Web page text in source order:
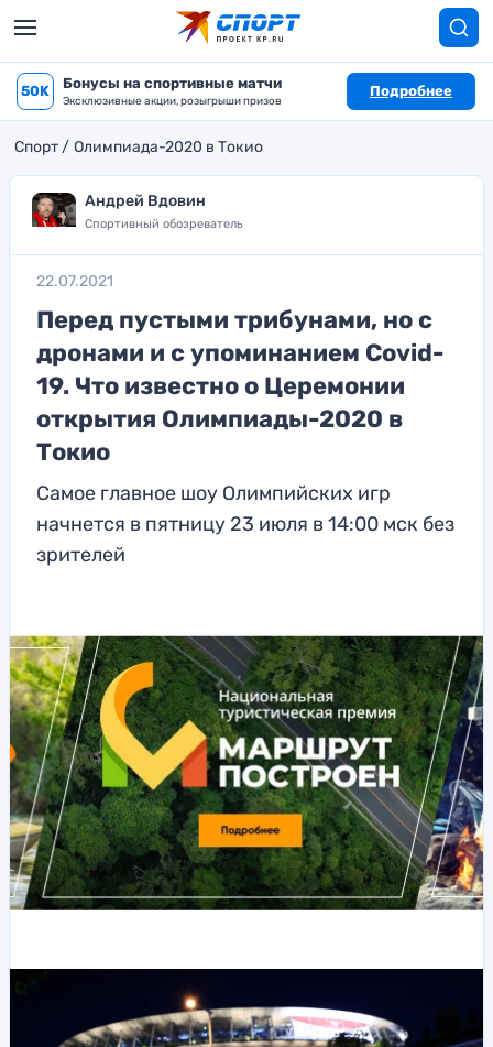
50K Бонусы на спортивные матчи
Эксклюзивные акции, розыгрыши призов
Подробнее
Спорт Олимпиада-2020 в Токио
Андрей Вдовин
Спортивный обозреватель
22.07.2021
Перед пустыми трибунами, но с
дронами и с упоминанием Covid-
19. Что известно о Церемонии
открытия Олимпиады-2020 в
Токио
Самое главное шоу Олимпийских игр
начнется в пятницу 23 июля в 14:00 мск без
зрителей